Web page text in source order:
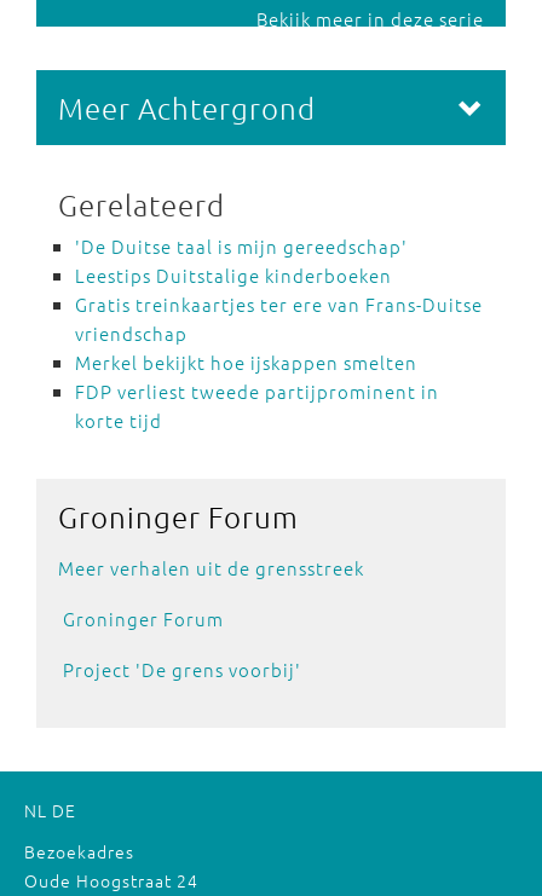
Bekijk meer in deze serie
Meer Achtergrond
Gerelateerd
'De Duitse taal is mijn gereedschap'
Leestips Duitstalige kinderboeken
Gratis treinkaartjes ter ere van Frans-Duitse
vriendschap
Merkel bekijkt hoe ijskappen smelten
FDP verliest tweede partijprominent in
korte tijd
Groninger Forum
Meer verhalen uit de grensstreek
Groninger Forum
Project 'De grens voorbij'
NL DE
Bezoekadres
Oude Hoogstraat 24